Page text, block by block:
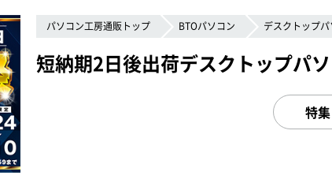
パソコン工房通販トップ BTOパソコン デスクトップ
短納期2日後出荷デスクトップパ
特